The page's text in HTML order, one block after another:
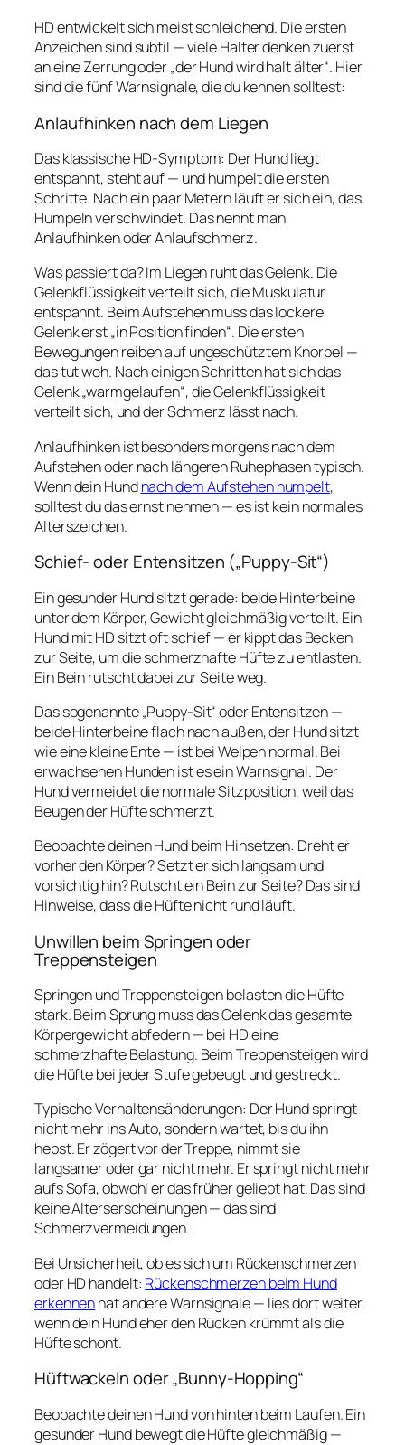
HD entwickelt sich meist schleichend. Die ersten
Anzeichen sind subtil — viele Halter denken zuerst
an eine Zerrung oder „der Hund wird halt älter“. Hier
sind die fünf Warnsignale, die du kennen solltest:
Anlaufhinken nach dem Liegen
Das klassische HD-Symptom: Der Hund liegt
entspannt, steht auf — und humpelt die ersten
Schritte. Nach ein paar Metern läuft er sich ein, das
Humpeln verschwindet. Das nennt man
Anlaufhinken oder Anlaufschmerz.
Was passiert da? Im Liegen ruht das Gelenk. Die
Gelenkflüssigkeit verteilt sich, die Muskulatur
entspannt. Beim Aufstehen muss das lockere
Gelenk erst „in Position finden“. Die ersten
Bewegungen reiben auf ungeschütztem Knorpel —
das tut weh. Nach einigen Schritten hat sich das
Gelenk „warmgelaufen“, die Gelenkflüssigkeit
verteilt sich, und der Schmerz lässt nach.
Anlaufhinken ist besonders morgens nach dem
Aufstehen oder nach längeren Ruhephasen typisch.
Wenn dein Hundnach dem Aufstehen humpelt,
solltest du das ernst nehmen — es ist kein normales
Alterszeichen.
Schief- oder Entensitzen („Puppy-Sit“)
Ein gesunder Hund sitzt gerade: beide Hinterbeine
unter dem Körper, Gewicht gleichmäßig verteilt. Ein
Hund mit HD sitzt oft schief — er kippt das Becken
zur Seite, um die schmerzhafte Hüfte zu entlasten.
Ein Bein rutscht dabei zur Seite weg.
Das sogenannte „Puppy-Sit“ oder Entensitzen —
beide Hinterbeine flach nach außen, der Hund sitzt
wie eine kleine Ente — ist bei Welpen normal. Bei
erwachsenen Hunden ist es ein Warnsignal. Der
Hund vermeidet die normale Sitzposition, weil das
Beugen der Hüfte schmerzt.
Beobachte deinen Hund beim Hinsetzen: Dreht er
vorher den Körper? Setzt er sich langsam und
vorsichtig hin? Rutscht ein Bein zur Seite? Das sind
Hinweise, dass die Hüfte nicht rund läuft.
Unwillen beim Springen oder
Treppensteigen
Springen und Treppensteigen belasten die Hüfte
stark. Beim Sprung muss das Gelenk das gesamte
Körpergewicht abfedern — bei HD eine
schmerzhafte Belastung. Beim Treppensteigen wird
die Hüfte bei jeder Stufe gebeugt und gestreckt.
Typische Verhaltensänderungen: Der Hund springt
nicht mehr ins Auto, sondern wartet, bis du ihn
hebst. Er zögert vor der Treppe, nimmt sie
langsamer oder gar nicht mehr. Er springt nicht mehr
aufs Sofa, obwohl er das früher geliebt hat. Das sind
keine Alterserscheinungen — das sind
Schmerzvermeidungen.
Bei Unsicherheit, ob es sich um Rückenschmerzen
oder HD handelt: Rückenschmerzen beim Hund
erkennenhat andere Warnsignale — lies dort weiter,
wenn dein Hund eher den Rücken krümmt als die
Hüfte schont.
Hüftwackeln oder „Bunny-Hopping“
Beobachte deinen Hund von hinten beim Laufen. Ein
gesunder Hund bewegt die Hüfte gleichmäßig —